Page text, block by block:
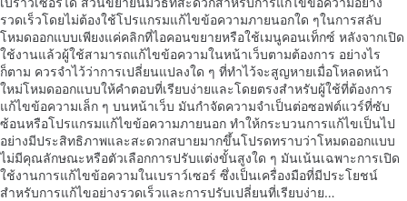
รวดเร็วโดยไม่ต้องใช้โปรแกรมแก้ไขข้อความภายนอกใด ๆในการสลับ
โหมดออกแบบเพียงแค่คลิกที่ไอคอนขยายหรือใช้เมนูคอนเท็กซ์ หลังจากเปิด
ใช้งานแล้วผู้ใช้สามารถแก้ไขข้อความในหน้าเว็บตามต้องการ อย่างไร
ก็ตาม ควรจำไว้ว่าการเปลี่ยนแปลงใด ๆ ที่ทำไว้จะสูญหายเมื่อโหลดหน้า
ใหม่โหมดออกแบบให้คำตอบที่เรียบง่ายและโดยตรงสำหรับผู้ใช้ที่ต้องการ
แก้ไขข้อความเล็ก ๆ บนหน้าเว็บ มันกำจัดความจำเป็นต่อซอฟต์แวร์ที่ซับ
ซ้อนหรือโปรแกรมแก้ไขข้อความภายนอก ทำให้กระบวนการแก้ไขเป็นไป
อย่างมีประสิทธิภาพและสะดวกสบายมากขึ้นโปรดทราบว่าโหมดออกแบบ
ไม่มีคุณลักษณะหรือตัวเลือกการปรับแต่งขั้นสูงใด ๆ มันเน้นเฉพาะการเปิด
ใช้งานการแก้ไขข้อความในเบราว์เซอร์ ซึ่งเป็นเครื่องมือที่มีประโยชน์
สำหรับการแก้ไขอย่างรวดเร็วและการปรับเปลี่ยนที่เรียบง่าย…